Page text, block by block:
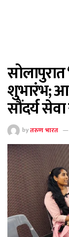
शुभारंभ;
सौंदर्य
byतरुण भारत